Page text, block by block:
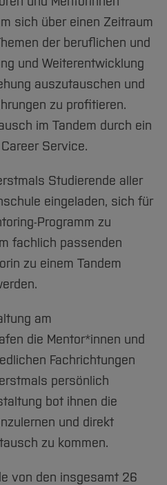
Hochschule
sich über einen Zeitraum
der beruflichen und
und Weiterentwicklung
auszutauschen und
zu profitieren.
im Tandem durch ein
Service.
Studierende aller
eingeladen, sich für
Programm zu
fachlich passenden
zu einem Tandem
am
die Mentor*innen und
Fachrichtungen
persönlich
bot ihnen die
und direkt
zu kommen.
von den insgesamt 26